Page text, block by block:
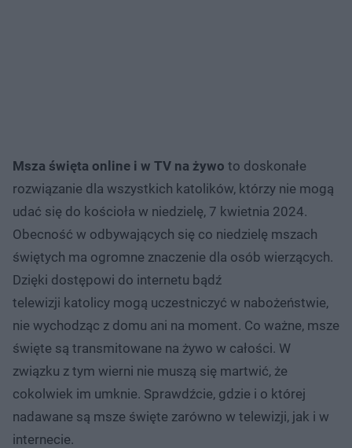
Msza święta online i w TV na żywo to doskonałe
rozwiązanie dla wszystkich katolików, którzy nie mogą
udać się do kościoła w niedzielę, 7 kwietnia 2024.
Obecność w odbywających się co niedzielę mszach
świętych ma ogromne znaczenie dla osób wierzących.
Dzięki dostępowi do internetu bądź
telewizji katolicy mogą uczestniczyć w nabożeństwie,
nie wychodząc z domu ani na moment. Co ważne, msze
święte są transmitowane na żywo w całości. W
związku z tym wierni nie muszą się martwić, że
cokolwiek im umknie. Sprawdźcie, gdzie i o której
nadawane są msze święte zarówno w telewizji, jak i w
internecie.